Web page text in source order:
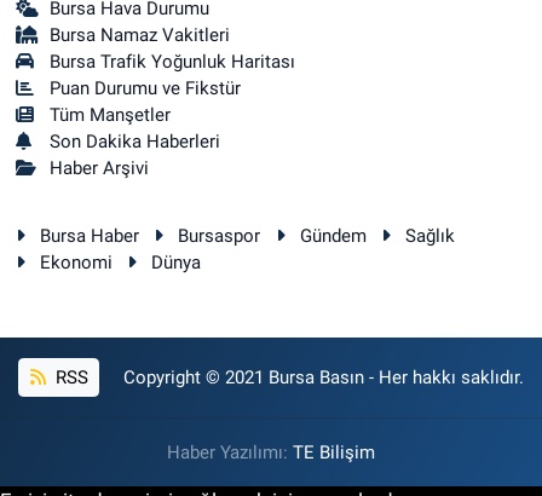
Bursa Hava Durumu
Bursa Namaz Vakitleri
Bursa Trafik Yoğunluk Haritası
Puan Durumu ve Fikstür
Tüm Manşetler
Son Dakika Haberleri
Haber Arşivi
Bursa Haber Bursaspor Gündem
Sağlık
Ekonomi
Dünya
RSS Copyright © 2021 Bursa Basın - Her hakkı saklıdır.
Haber Yazılımı: TE Bilişim